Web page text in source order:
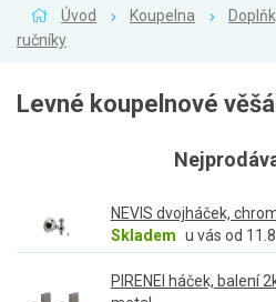
Úvod Koupelna
ručníky
Levné koupelnové
NEVIS dvojháček,
Skladem u vás od
PIRENEI háček, balení